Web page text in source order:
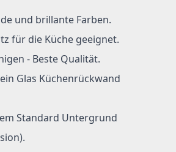
und brillante Farben.
für die Küche geeignet.
- Beste Qualität.
Glas Küchenrückwand
Standard Untergrund